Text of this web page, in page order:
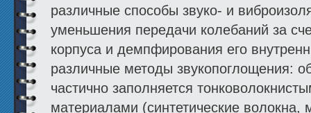
различные способы звуко- и
уменьшения передачи колебаний за
корпуса и демпфирования его
различные методы звукопоглощения:
частично заполняется
материалами (синтетические